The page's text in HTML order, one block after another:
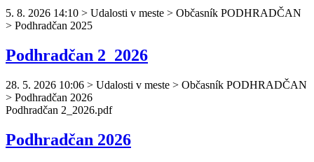
5. 8. 2026 14:10 > Udalosti v meste > Občasník PODHRADČAN
> Podhradčan 2025
Podhradčan 2_2026
28. 5. 2026 10:06 > Udalosti v meste > Občasník PODHRADČAN
> Podhradčan 2026
Podhradčan 2_2026.pdf
Podhradčan 2026